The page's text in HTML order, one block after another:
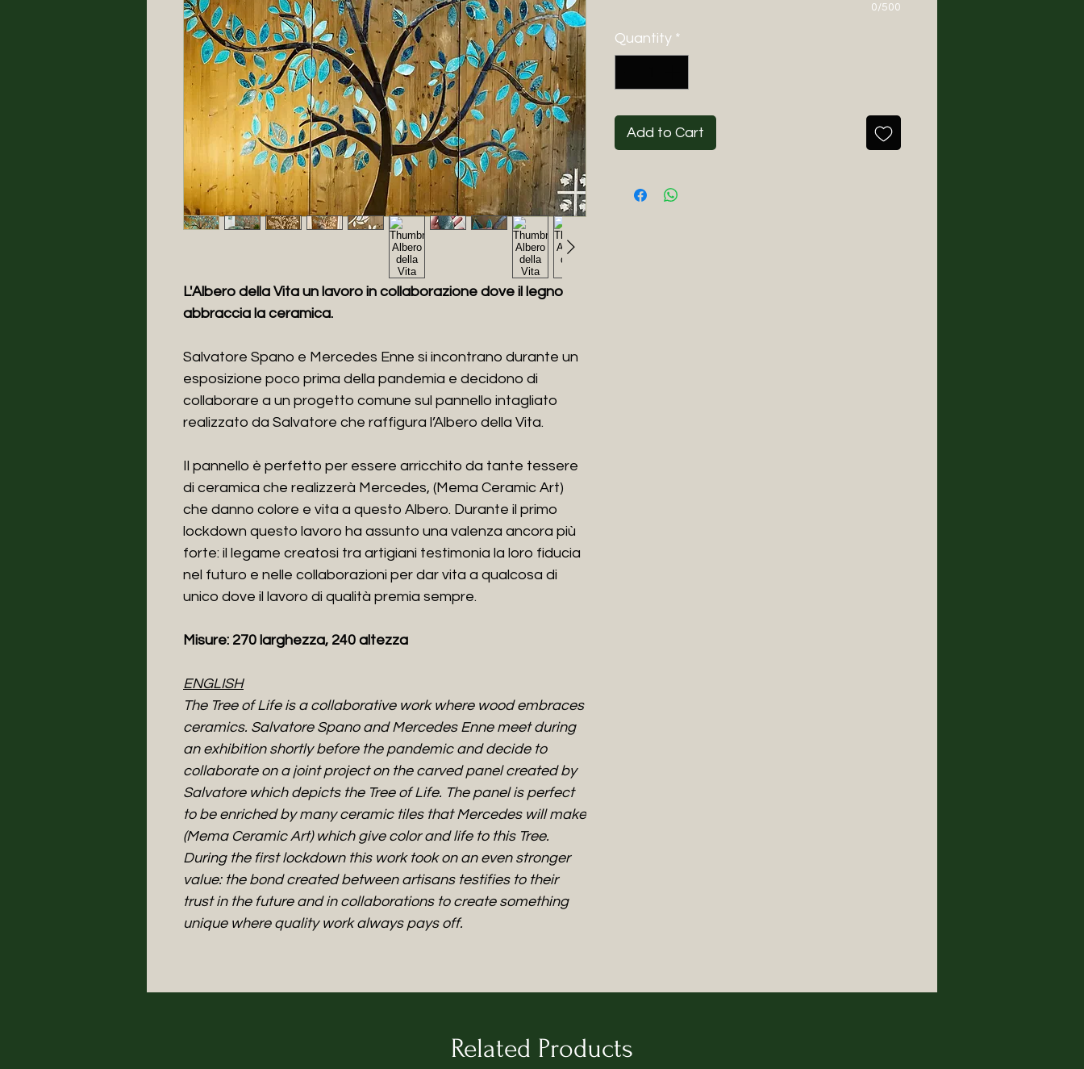
L'Albero della Vita un lavoro in collaborazione dove il legno
abbraccia la ceramica.
Salvatore Spano e Mercedes Enne si incontrano durante un
esposizione poco prima della pandemia e decidono di
collaborare a un progetto comune sul pannello intagliato
realizzato da Salvatore che raffigura l’Albero della Vita.
Il pannello è perfetto per essere arricchito da tante tessere
di ceramica che realizzerà Mercedes, (Mema Ceramic Art)
che danno colore e vita a questo Albero. Durante il primo
lockdown questo lavoro ha assunto una valenza ancora più
forte: il legame creatosi tra artigiani testimonia la loro fiducia
nel futuro e nelle collaborazioni per dar vita a qualcosa di
unico dove il lavoro di qualità premia sempre.
Misure: 270 larghezza, 240 altezza
ENGLISH
The Tree of Life is a collaborative work where wood embraces
ceramics. Salvatore Spano and Mercedes Enne meet during
an exhibition shortly before the pandemic and decide to
collaborate on a joint project on the carved panel created by
Salvatore which depicts the Tree of Life. The panel is perfect
to be enriched by many ceramic tiles that Mercedes will make
(Mema Ceramic Art) which give color and life to this Tree.
During the first lockdown this work took on an even stronger
value: the bond created between artisans testifies to their
trust in the future and in collaborations to create something
unique where quality work always pays off.
0/500
Quantity *
Add to Cart
Related Products